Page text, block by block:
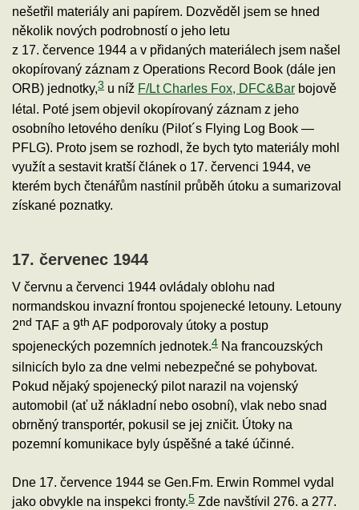
nešetřil materiály ani papírem. Dozvěděl jsem se hned
několik nových podrobností o jeho letu
z 17. července 1944 a v přidaných materiálech jsem našel
okopírovaný záznam z Operations Record Book (dále jen
ORB) jednotky,3 u níž F/Lt Charles Fox, DFC&Bar bojově
létal. Poté jsem objevil okopírovaný záznam z jeho
osobního letového deníku (Pilot´s Flying Log Book —
PFLG). Proto jsem se rozhodl, že bych tyto materiály mohl
využít a sestavit kratší článek o 17. červenci 1944, ve
kterém bych čtenářům nastínil průběh útoku a sumarizoval
získané poznatky.
17. červenec 1944
V červnu a červenci 1944 ovládaly oblohu nad
normandskou invazní frontou spojenecké letouny. Letouny
2nd TAF a 9th AF podporovaly útoky a postup
spojeneckých pozemních jednotek.4 Na francouzských
silnicích bylo za dne velmi nebezpečné se pohybovat.
Pokud nějaký spojenecký pilot narazil na vojenský
automobil (ať už nákladní nebo osobní), vlak nebo snad
obrněný transportér, pokusil se jej zničit. Útoky na
pozemní komunikace byly úspěšné a také účinné.
Dne 17. července 1944 se Gen.Fm. Erwin Rommel vydal
jako obvykle na inspekci fronty.5 Zde navštívil 276. a 277.